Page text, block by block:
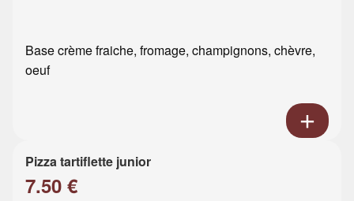
Base crème fraiche, fromage, champignons, chèvre,
oeuf
Pizza tartiflette junior
7.50 €